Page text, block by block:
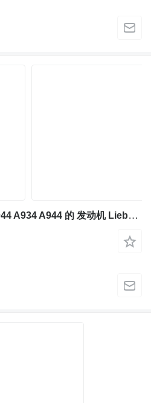
挖掘机 Liebherr R934 R944 A934 A944 的 发动机 Liebherr D934 A7-04